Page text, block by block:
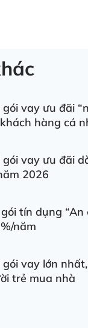
vay ưu đãi
hàng cá
vay ưu đãi
2026
tín dụng “An
năm
gói vay lớn
trẻ mua nhà